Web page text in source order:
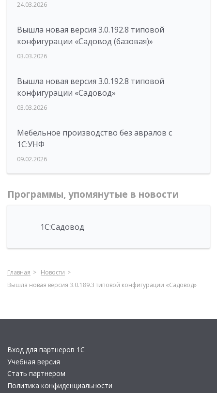
24.03.2026
Вышла новая версия 3.0.192.8 типовой
конфигурации «Садовод (базовая)»
03.03.2026
Вышла новая версия 3.0.192.8 типовой
конфигурации «Садовод»
03.03.2026
Мебельное производство без авралов с
1С:УНФ
09.02.2026
Программы, упомянутые в новости
1С:Садовод
Главная
Новости
Вышла новая версия 3.0.189.3 типовой конфигурации «Садовод»
Вход для партнеров 1С
Учебная версия
Стать партнером
Политика конфиденциальности